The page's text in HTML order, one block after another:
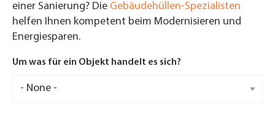
einer Sanierung? Die Gebäudehüllen-Spezialisten
helfen Ihnen kompetent beim Modernisieren und
Energiesparen.
Um was für ein Objekt handelt es sich?